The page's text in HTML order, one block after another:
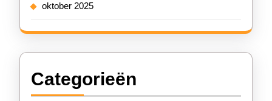
oktober 2025
Categorieën